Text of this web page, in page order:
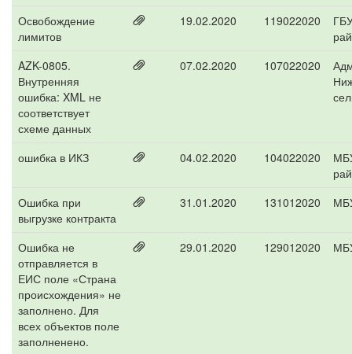
Освобождение
лимитов
19.02.2020 119022020
AZK-0805.
Внутренняя
ошибка: XML не
соответствует
схеме данных
07.02.2020 107022020
ошибка в ИКЗ 04.02.2020 104022020
Ошибка при
выгрузке контракта
31.01.2020 131012020
Ошибка не
отправляется в
ЕИС поле «Страна
происхождения» не
заполнено. Для
всех объектов поле
заполненено.
29.01.2020 129012020